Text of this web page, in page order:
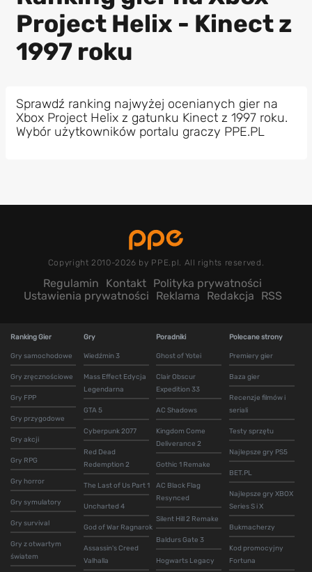
Project Helix - Kinect z
1997 roku
Sprawdź ranking najwyżej ocenianych gier na
Xbox Project Helix z gatunku Kinect z 1997 roku.
Wybór użytkowników portalu graczy PPE.PL
Copyright 2010-2026 by PPE.pl. All rights reserved.
Regulamin Kontakt Polityka prywatności
Ustawienia prywatności
Reklama Redakcja RSS
Ranking Gier
Gry samochodowe
Gry zręcznościowe
Gry FPP
Gry przygodowe
Gry akcji
Gry RPG
Gry horror
Gry symulatory
Gry survival
Gry z otwartym
światem
Gry
Wiedźmin 3
Mass Effect Edycja
Legendarna
GTA 5
Cyberpunk 2077
Red Dead
Redemption 2
The Last of Us Part 1
Uncharted 4
God of War Ragnarok
Assassin's Creed
Valhalla
Poradniki
Ghost of Yotei
Clair Obscur
Expedition 33
AC Shadows
Kingdom Come
Deliverance 2
Gothic 1 Remake
AC Black Flag
Resynced
Silent Hill 2 Remake
Baldurs Gate 3
Hogwarts Legacy
Polecane strony
Premiery gier
Baza gier
Recenzje filmów i
seriali
Testy sprzętu
Najlepsze gry PS5
BET.PL
Najlepsze gry XBOX
Series S i X
Bukmacherzy
Kod promocyjny
Fortuna